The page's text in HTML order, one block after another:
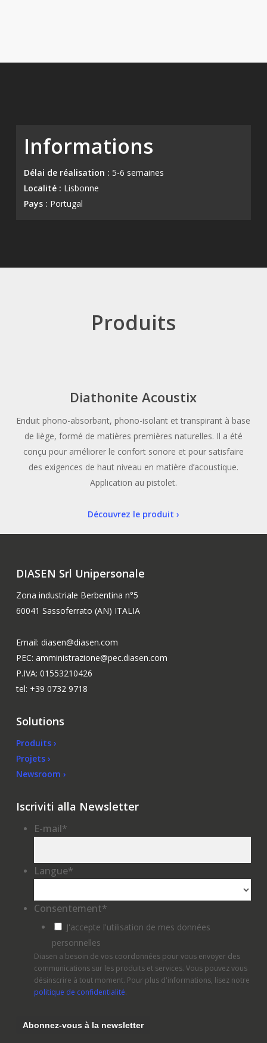
Informations
Délai de réalisation : 5-6 semaines
Localité : Lisbonne
Pays : Portugal
Produits
Diathonite Acoustix
Enduit phono-absorbant, phono-isolant et transpirant à base
de liège, formé de matières premières naturelles. Il a été
conçu pour améliorer le confort sonore et pour satisfaire
des exigences de haut niveau en matière d’acoustique.
Application au pistolet.
Découvrez le produit ›
DIASEN Srl Unipersonale
Zona industriale Berbentina n°5
60041 Sassoferrato (AN) ITALIA
Email: diasen@diasen.com
PEC: amministrazione@pec.diasen.com
P.IVA: 01553210426
tel: +39 0732 9718
Solutions
Produits ›
Projets ›
Newsroom ›
Iscriviti alla Newsletter
E-mail*
Langue*
Consentement*
J'accepte l'utilisation de mes données
personnelles
Diasen a besoin de vos coordonnées pour vous envoyer des
communications sur les produits et services. Vous pouvez vous
désinscrire à tout moment. Pour plus d'informations, lisez notre
politique de confidentialité.